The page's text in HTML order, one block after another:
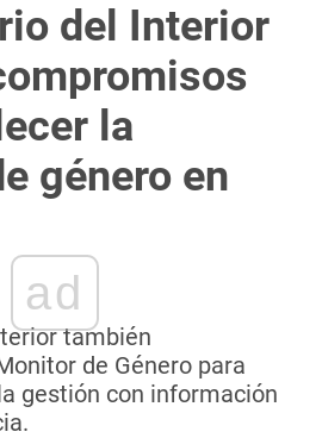
del Interior
la
género en
ad
también
de Género para
gestión con información